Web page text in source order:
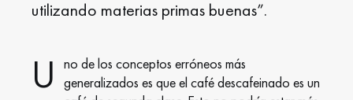
utilizando materias primas buenas”.
U
no de los conceptos erróneos más
generalizados es que el café descafeinado es un